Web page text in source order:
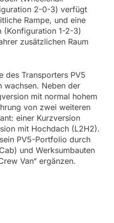
2-0-3) verfügt
Rampe, und eine
(Konfiguration 1-2-3)
zusätzlichen Raum
des Transporters PV5
Neben der
mit normal hohem
von zwei weiteren
einer Kurzversion
mit Hochdach (L2H2).
PV5-Portfolio durch
und Werksumbauten
Van“ ergänzen.